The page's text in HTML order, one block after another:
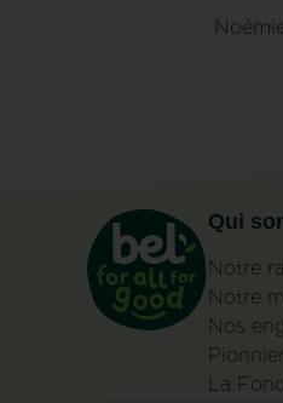
Qui
Notre
Notre
Nos
La